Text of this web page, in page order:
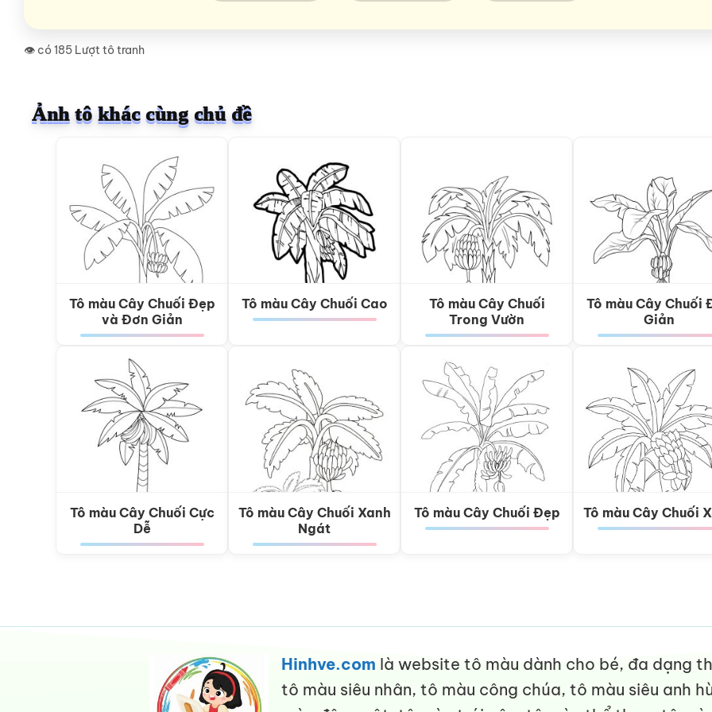
👁️ có 185 Lượt tô tranh
Ảnh tô khác cùng chủ đề
Tô màu Cây Chuối Đẹp
và Đơn Giản
Tô màu Cây Chuối Cao
Tô màu Cây Chuối
Trong Vườn
Tô màu Cây Chuối
Giản
Tô màu Cây Chuối Cực
Dễ
Tô màu Cây Chuối Xanh
Ngát
Tô màu Cây Chuối Đẹp Tô màu Cây Chuối
Hinhve.com là website tô màu dành cho bé, đa dạng
tô màu siêu nhân, tô màu công chúa, tô màu siêu anh